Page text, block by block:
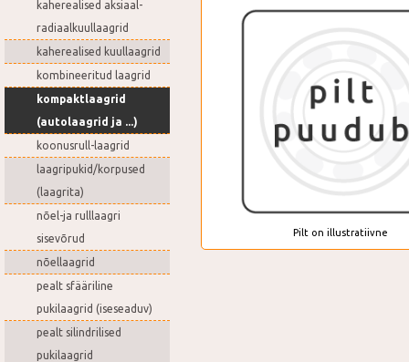
kaherealised aksiaal-
radiaalkuullaagrid
kaherealised kuullaagrid
kombineeritud laagrid
kompaktlaagrid
(autolaagrid ja ...)
koonusrull-laagrid
laagripukid/korpused
(laagrita)
nõel-ja rulllaagri
sisevõrud
nõellaagrid
pealt sfääriline
pukilaagrid (iseseaduv)
pealt silindrilised
pukilaagrid
Pilt on illustratiivne